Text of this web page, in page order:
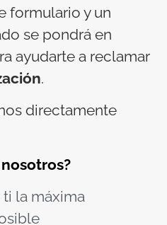
formulario y un
se pondrá en
ayudarte a reclamar
.
directamente
la máxima